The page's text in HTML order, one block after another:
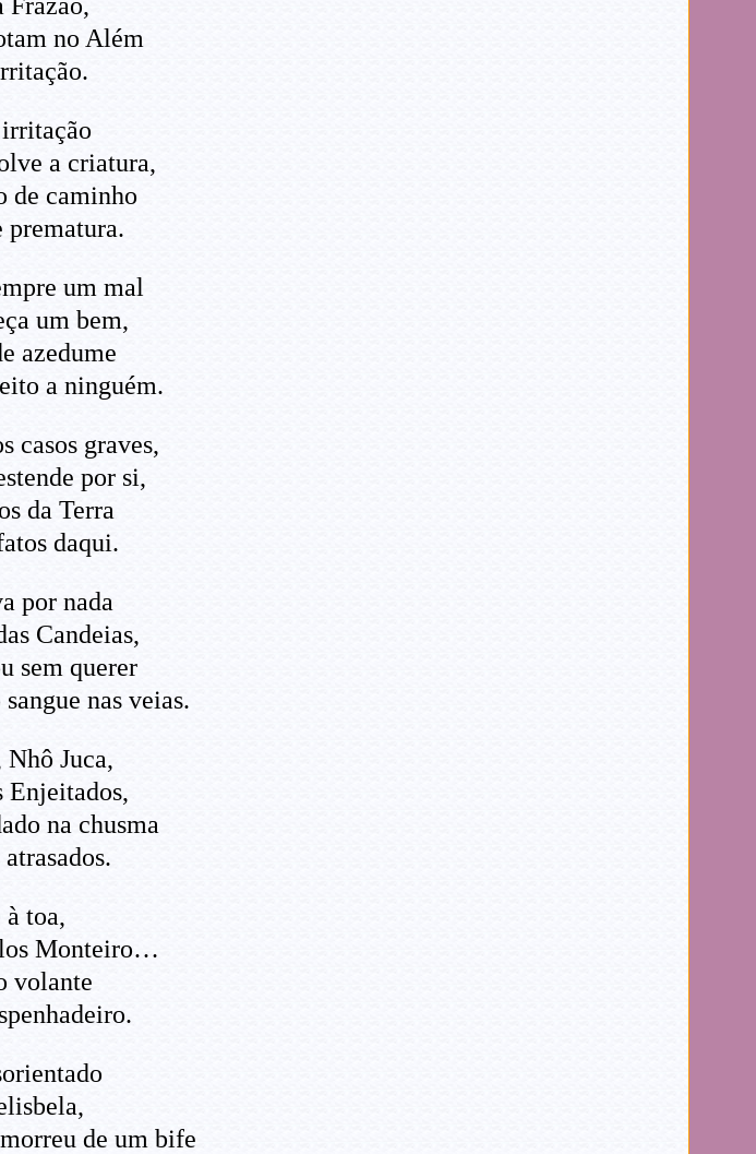
no Além
a criatura,
de caminho
prematura.
um mal
um bem,
azedume
a ninguém.
casos graves,
por si,
da Terra
daqui.
por nada
Candeias,
sem querer
nas veias.
Juca,
Enjeitados,
na chusma
toa,
Monteiro…
volante
de um bife